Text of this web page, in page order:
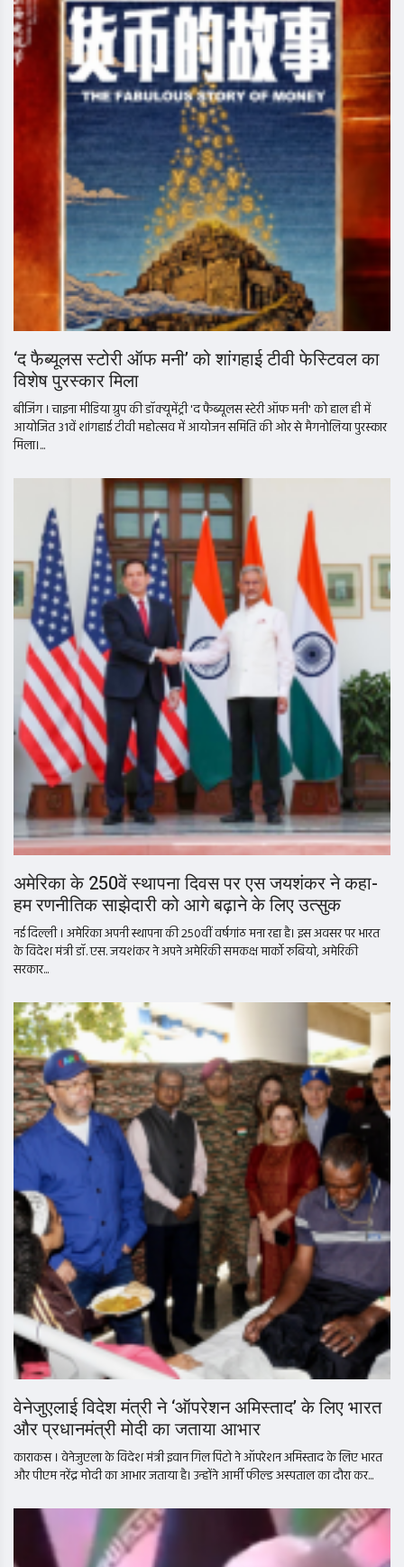
‘द फैब्यूलस स्टोरी ऑफ मनी’ को शांगहाई टीवी फेस्टिवल का
विशेष पुरस्कार मिला
बीजिंग । चाइना मीडिया ग्रुप की डॉक्यूमेंट्री 'द फैब्यूलस स्टेरी ऑफ मनी' को हाल ही में
आयोजित 31वें शांगहाई टीवी महोत्सव में आयोजन समिति की ओर से मैगनोलिया पुरस्कार
मिला।...
अमेरिका के 250वें स्थापना दिवस पर एस जयशंकर ने कहा-
हम रणनीतिक साझेदारी को आगे बढ़ाने के लिए उत्सुक
नई दिल्ली । अमेरिका अपनी स्थापना की 250वीं वर्षगांठ मना रहा है। इस अवसर पर भारत
के विदेश मंत्री डॉ. एस. जयशंकर ने अपने अमेरिकी समकक्ष मार्को रुबियो, अमेरिकी
सरकार...
वेनेजुएलाई विदेश मंत्री ने ‘ऑपरेशन अमिस्ताद’ के लिए भारत
और प्रधानमंत्री मोदी का जताया आभार
काराकस । वेनेजुएला के विदेश मंत्री इवान गिल पिंटो ने ऑपरेशन अमिस्ताद के लिए भारत
और पीएम नरेंद्र मोदी का आभार जताया है। उन्होंने आर्मी फील्ड अस्पताल का दौरा कर...